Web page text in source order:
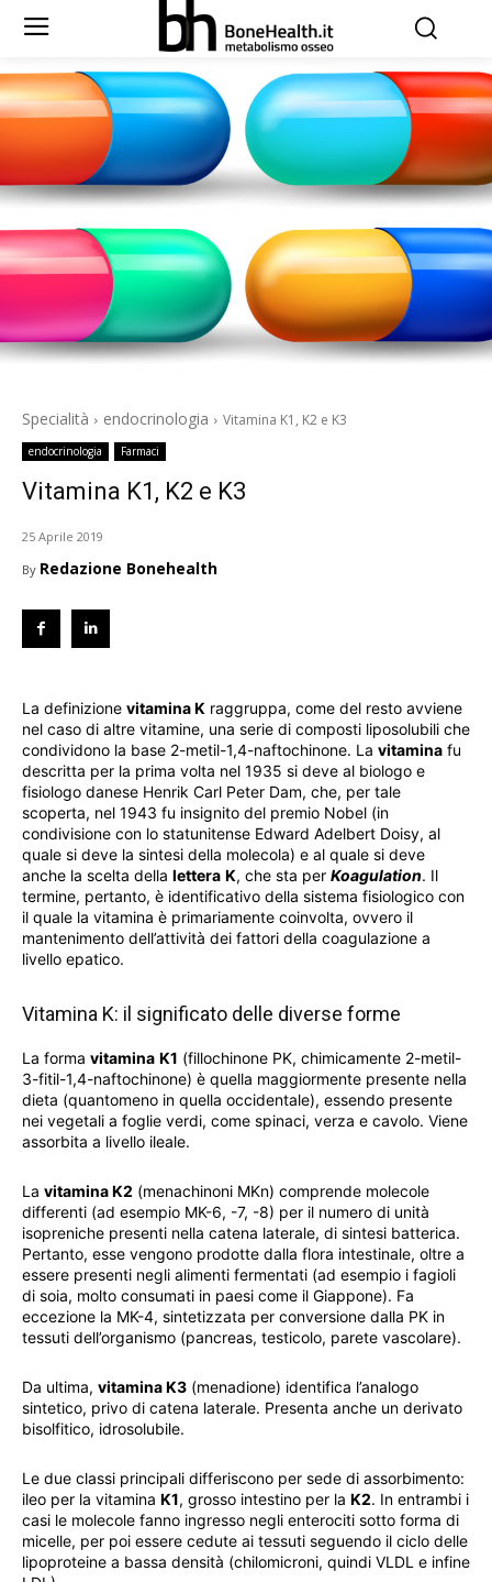
Specialità endocrinologia Vitamina K1, K2 e K3
endocrinologia Farmaci
Vitamina K1, K2 e K3
25 Aprile 2019
By Redazione Bonehealth
La definizione vitamina K raggruppa, come del resto avviene
nel caso di altre vitamine, una serie di composti liposolubili che
condividono la base 2-metil-1,4-naftochinone. La vitamina fu
descritta per la prima volta nel 1935 si deve al biologo e
fisiologo danese Henrik Carl Peter Dam, che, per tale
scoperta, nel 1943 fu insignito del premio Nobel (in
condivisione con lo statunitense Edward Adelbert Doisy, al
quale si deve la sintesi della molecola) e al quale si deve
anche la scelta della lettera K, che sta per Koagulation. Il
termine, pertanto, è identificativo della sistema fisiologico con
il quale la vitamina è primariamente coinvolta, ovvero il
mantenimento dell’attività dei fattori della coagulazione a
livello epatico.
Vitamina K: il significato delle diverse forme
La forma vitamina K1 (fillochinone PK, chimicamente 2-metil-
3-fitil-1,4-naftochinone) è quella maggiormente presente nella
dieta (quantomeno in quella occidentale), essendo presente
nei vegetali a foglie verdi, come spinaci, verza e cavolo. Viene
assorbita a livello ileale.
La vitamina K2 (menachinoni MKn) comprende molecole
differenti (ad esempio MK-6, -7, -8) per il numero di unità
isopreniche presenti nella catena laterale, di sintesi batterica.
Pertanto, esse vengono prodotte dalla flora intestinale, oltre a
essere presenti negli alimenti fermentati (ad esempio i fagioli
di soia, molto consumati in paesi come il Giappone). Fa
eccezione la MK-4, sintetizzata per conversione dalla PK in
tessuti dell’organismo (pancreas, testicolo, parete vascolare).
Da ultima, vitamina K3 (menadione) identifica l’analogo
sintetico, privo di catena laterale. Presenta anche un derivato
bisolfitico, idrosolubile.
Le due classi principali differiscono per sede di assorbimento:
ileo per la vitamina K1, grosso intestino per la K2. In entrambi i
casi le molecole fanno ingresso negli enterociti sotto forma di
micelle, per poi essere cedute ai tessuti seguendo il ciclo delle
lipoproteine a bassa densità (chilomicroni, quindi VLDL e infine